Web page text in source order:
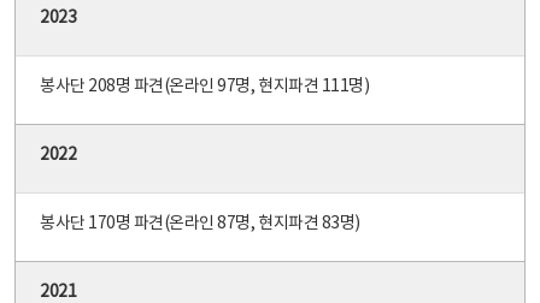
2023
봉사단 208명 파견(온라인 97명, 현지파견 111명)
2022
봉사단 170명 파견(온라인 87명, 현지파견 83명)
2021